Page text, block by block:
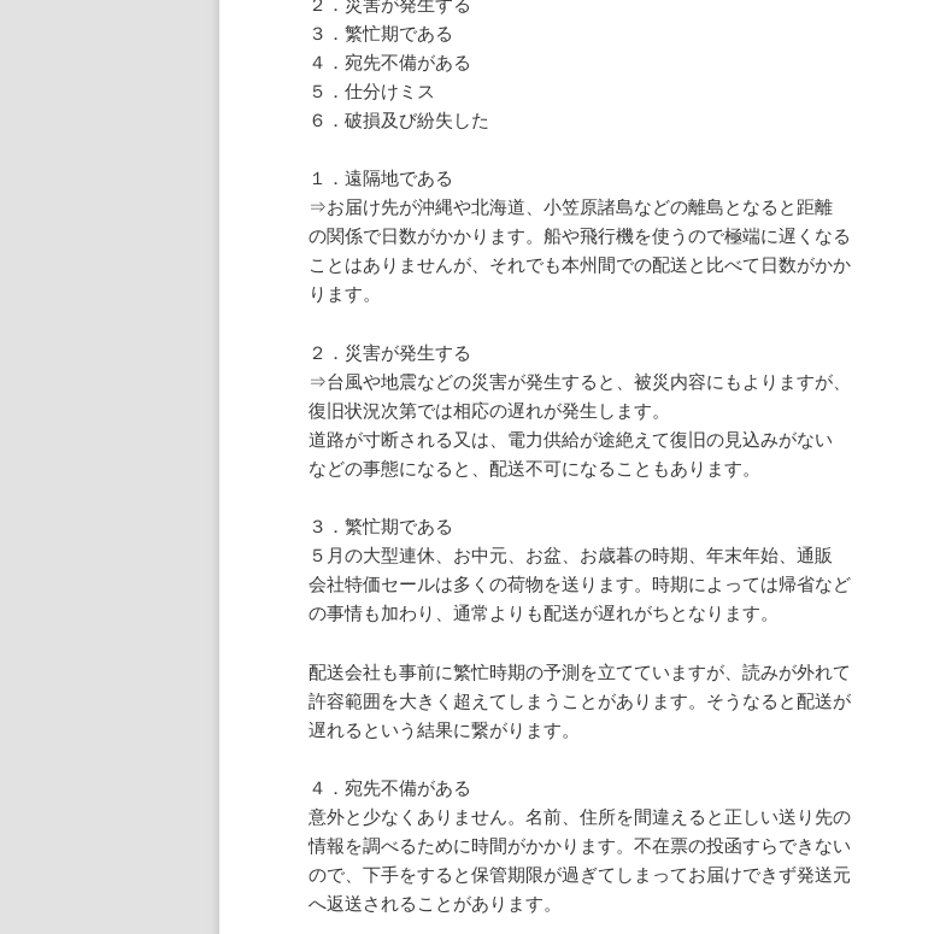
３．繁忙期である
４．宛先不備がある
５．仕分けミス
６．破損及び紛失した
１．遠隔地である
⇒お届け先が沖縄や北海道、小笠原諸島などの離島となると距離
の関係で日数がかかります。船や飛行機を使うので極端に遅くなる
ことはありませんが、それでも本州間での配送と比べて日数がかか
ります。
２．災害が発生する
⇒台風や地震などの災害が発生すると、被災内容にもよりますが、
復旧状況次第では相応の遅れが発生します。
道路が寸断される又は、電力供給が途絶えて復旧の見込みがない
などの事態になると、配送不可になることもあります。
３．繁忙期である
５月の大型連休、お中元、お盆、お歳暮の時期、年末年始、通販
会社特価セールは多くの荷物を送ります。時期によっては帰省など
の事情も加わり、通常よりも配送が遅れがちとなります。
配送会社も事前に繁忙時期の予測を立てていますが、読みが外れて
許容範囲を大きく超えてしまうことがあります。そうなると配送が
遅れるという結果に繋がります。
４．宛先不備がある
意外と少なくありません。名前、住所を間違えると正しい送り先の
情報を調べるために時間がかかります。不在票の投函すらできない
ので、下手をすると保管期限が過ぎてしまってお届けできず発送元
へ返送されることがあります。